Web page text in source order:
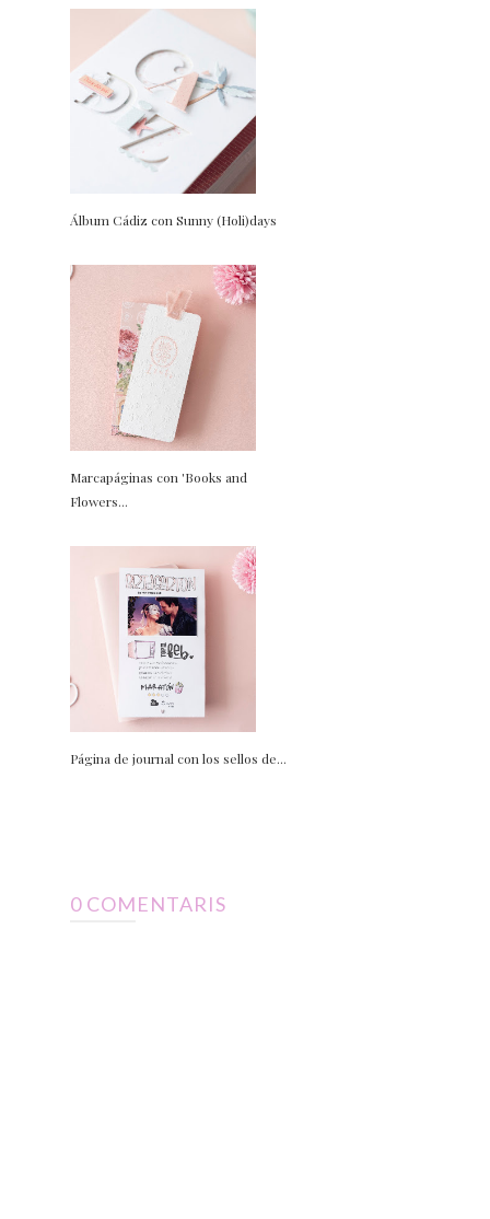
Álbum Cádiz con Sunny (Holi)days
Marcapáginas con 'Books and
Flowers...
Página de journal con los sellos de...
0 COMENTARIS